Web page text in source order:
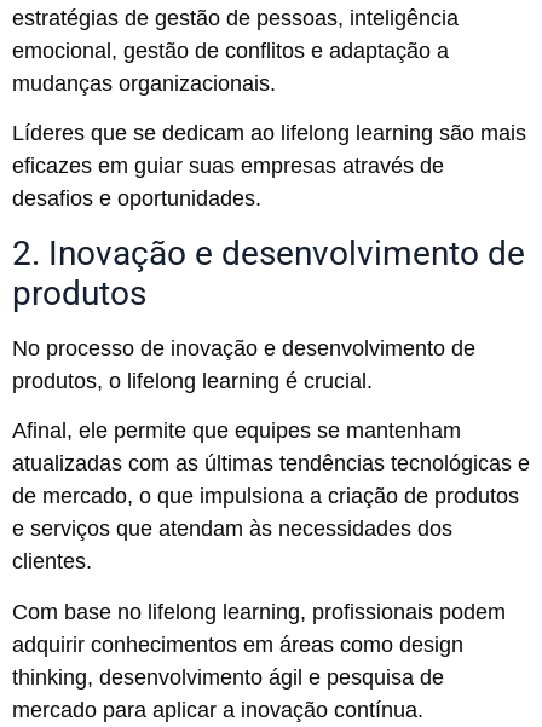
estratégias de gestão de pessoas, inteligência
emocional, gestão de conflitos e adaptação a
mudanças organizacionais.
Líderes que se dedicam ao lifelong learning são mais
eficazes em guiar suas empresas através de
desafios e oportunidades.
2. Inovação e desenvolvimento de
produtos
No processo de inovação e desenvolvimento de
produtos, o lifelong learning é crucial.
Afinal, ele permite que equipes se mantenham
atualizadas com as últimas tendências tecnológicas e
de mercado, o que impulsiona a criação de produtos
e serviços que atendam às necessidades dos
clientes.
Com base no lifelong learning, profissionais podem
adquirir conhecimentos em áreas como design
thinking, desenvolvimento ágil e pesquisa de
mercado para aplicar a inovação contínua.